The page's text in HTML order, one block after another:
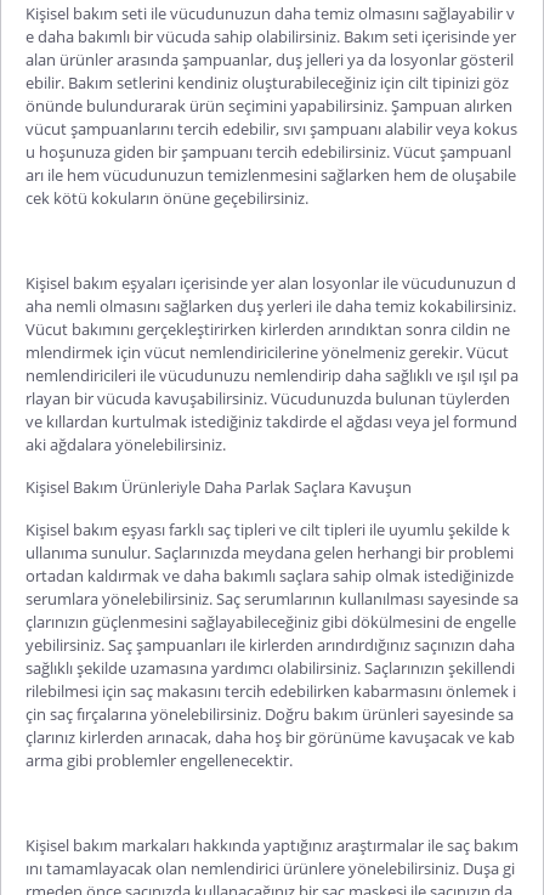
Kişisel bakım seti ile vücudunuzun daha temiz olmasını sağlayabilir v
e daha bakımlı bir vücuda sahip olabilirsiniz. Bakım seti içerisinde yer
alan ürünler arasında şampuanlar, duş jelleri ya da losyonlar gösteril
ebilir. Bakım setlerini kendiniz oluşturabileceğiniz için cilt tipinizi göz
önünde bulundurarak ürün seçimini yapabilirsiniz. Şampuan alırken
vücut şampuanlarını tercih edebilir, sıvı şampuanı alabilir veya kokus
u hoşunuza giden bir şampuanı tercih edebilirsiniz. Vücut şampuanl
arı ile hem vücudunuzun temizlenmesini sağlarken hem de oluşabile
cek kötü kokuların önüne geçebilirsiniz.
Kişisel bakım eşyaları içerisinde yer alan losyonlar ile vücudunuzun d
aha nemli olmasını sağlarken duş yerleri ile daha temiz kokabilirsiniz.
Vücut bakımını gerçekleştirirken kirlerden arındıktan sonra cildin ne
mlendirmek için vücut nemlendiricilerine yönelmeniz gerekir. Vücut
nemlendiricileri ile vücudunuzu nemlendirip daha sağlıklı ve ışıl ışıl pa
rlayan bir vücuda kavuşabilirsiniz. Vücudunuzda bulunan tüylerden
ve kıllardan kurtulmak istediğiniz takdirde el ağdası veya jel formund
aki ağdalara yönelebilirsiniz.
Kişisel Bakım Ürünleriyle Daha Parlak Saçlara Kavuşun
Kişisel bakım eşyasıfarklı saç tipleri ve cilt tipleri ile uyumlu şekilde k
ullanıma sunulur. Saçlarınızda meydana gelen herhangi bir problemi
ortadan kaldırmak ve daha bakımlı saçlara sahip olmak istediğinizde
serumlara yönelebilirsiniz. Saç serumlarının kullanılması sayesinde sa
çlarınızın güçlenmesini sağlayabileceğiniz gibi dökülmesini de engelle
yebilirsiniz. Saç şampuanları ile kirlerden arındırdığınız saçınızın daha
sağlıklı şekilde uzamasına yardımcı olabilirsiniz. Saçlarınızın şekillendi
rilebilmesi için saç makasını tercih edebilirken kabarmasını önlemek i
çin saç fırçalarına yönelebilirsiniz. Doğru bakım ürünleri sayesinde sa
çlarınız kirlerden arınacak, daha hoş bir görünüme kavuşacak ve kab
arma gibi problemler engellenecektir.
Kişisel bakım markaları hakkında yaptığınız araştırmalar ile saç bakım
ını tamamlayacak olan nemlendirici ürünlere yönelebilirsiniz. Duşa gi